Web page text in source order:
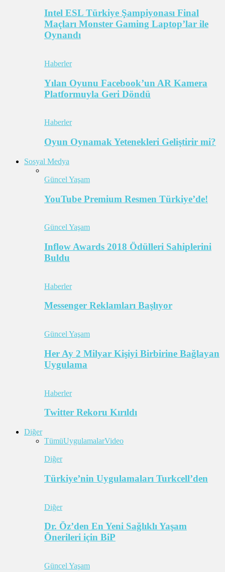
Intel ESL Türkiye Şampiyonası Final
Maçları Monster Gaming Laptop’lar ile
Oynandı
Haberler
Yılan Oyunu Facebook’un AR Kamera
Platformuyla Geri Döndü
Haberler
Oyun Oynamak Yetenekleri Geliştirir mi?
Sosyal Medya
Güncel Yaşam
YouTube Premium Resmen Türkiye’de!
Güncel Yaşam
Inflow Awards 2018 Ödülleri Sahiplerini
Buldu
Haberler
Messenger Reklamları Başlıyor
Güncel Yaşam
Her Ay 2 Milyar Kişiyi Birbirine Bağlayan
Uygulama
Haberler
Twitter Rekoru Kırıldı
Diğer
TümüUygulamalarVideo
Diğer
Türkiye’nin Uygulamaları Turkcell’den
Diğer
Dr. Öz’den En Yeni Sağlıklı Yaşam
Önerileri için BiP
Güncel Yaşam